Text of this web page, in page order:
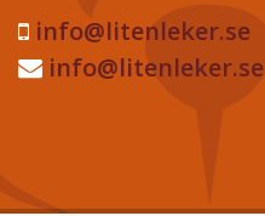
info@litenleker.se
info@litenleker.se